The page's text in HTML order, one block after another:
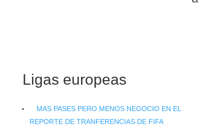
Ligas europeas
MAS PASES PERO MENOS NEGOCIO EN EL
REPORTE DE TRANFERENCIAS DE FIFA